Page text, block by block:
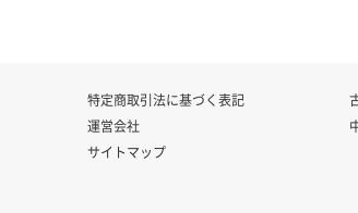
特定商取引法に基づく表記
運営会社
サイトマップ